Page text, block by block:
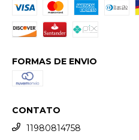
FORMAS DE ENVIO
CONTATO
11980814758